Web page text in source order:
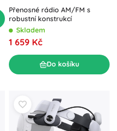
Přenosné rádio AM/FM s
robustní konstrukcí
Skladem
1 659 Kč
Do košíku